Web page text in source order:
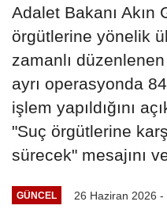
Adalet Bakanı Akın
örgütlerine yönelik
zamanlı
ayrı operasyonda
işlem yapıldığını
"Suç örgütlerine
sürecek" mesajını
GÜNCEL 26 Haziran 2026 -